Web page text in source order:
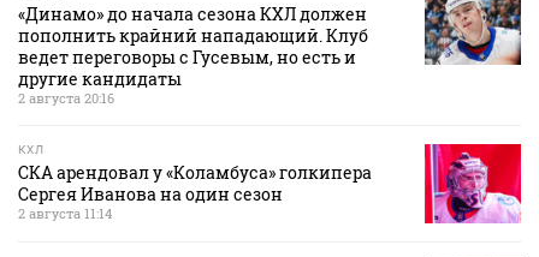
«Динамо» до начала сезона КХЛ должен
пополнить крайний нападающий. Клуб
ведет переговоры с Гусевым, но есть и
другие кандидаты
2 августа 20:16
КХЛ
СКА арендовал у «Коламбуса» голкипера
Сергея Иванова на один сезон
2 августа 11:14